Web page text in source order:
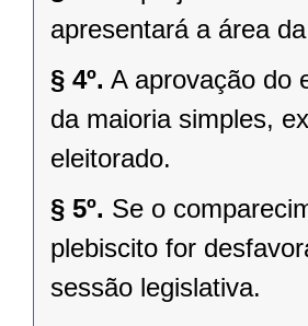
apresentará a área
§ 4º. A aprovação do
da maioria simples,
eleitorado.
§ 5º. Se o
plebiscito for
sessão legislativa.